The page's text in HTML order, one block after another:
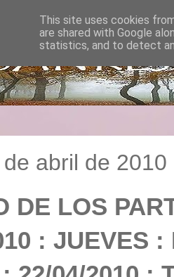
abril de 2010
DE LOS
: JUEVES :
This site uses cookies
are shared with Google
statistics, and to detect